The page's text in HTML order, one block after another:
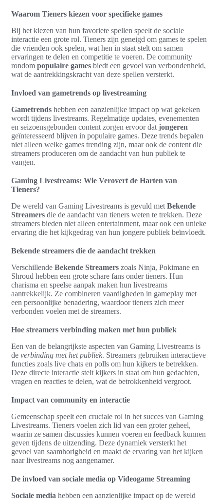
Waarom Tieners kiezen voor specifieke games
Bij het kiezen van hun favoriete spellen speelt de sociale
interactie een grote rol. Tieners zijn geneigd om games te spelen
die vrienden ook spelen, wat hen in staat stelt om samen
ervaringen te delen en competitie te voeren. De community
rondom populaire games biedt een gevoel van verbondenheid,
wat de aantrekkingskracht van deze spellen versterkt.
Invloed van gametrends op livestreaming
Gametrends hebben een aanzienlijke impact op wat gekeken
wordt tijdens livestreams. Regelmatige updates, evenementen
en seizoensgebonden content zorgen ervoor dat jongeren
geïnteresseerd blijven in populaire games. Deze trends bepalen
niet alleen welke games trending zijn, maar ook de content die
streamers produceren om de aandacht van hun publiek te
vangen.
Gaming Livestreams: Wie Verovert de Harten van
Tieners?
De wereld van Gaming Livestreams is gevuld met Bekende
Streamers die de aandacht van tieners weten te trekken. Deze
streamers bieden niet alleen entertainment, maar ook een unieke
ervaring die het kijkgedrag van hun jongere publiek beïnvloedt.
Bekende streamers die de aandacht trekken
Verschillende Bekende Streamers zoals Ninja, Pokimane en
Shroud hebben een grote schare fans onder tieners. Hun
charisma en speelse aanpak maken hun livestreams
aantrekkelijk. Ze combineren vaardigheden in gameplay met
een persoonlijke benadering, waardoor tieners zich meer
verbonden voelen met de streamers.
Hoe streamers verbinding maken met hun publiek
Een van de belangrijkste aspecten van Gaming Livestreams is
de verbinding met het publiek. Streamers gebruiken interactieve
functies zoals live chats en polls om hun kijkers te betrekken.
Deze directe interactie stelt kijkers in staat om hun gedachten,
vragen en reacties te delen, wat de betrokkenheid vergroot.
Impact van community en interactie
Gemeenschap speelt een cruciale rol in het succes van Gaming
Livestreams. Tieners voelen zich lid van een groter geheel,
waarin ze samen discussies kunnen voeren en feedback kunnen
geven tijdens de uitzending. Deze dynamiek versterkt het
gevoel van saamhorigheid en maakt de ervaring van het kijken
naar livestreams nog aangenamer.
De invloed van sociale media op Videogame Streaming
Sociale media hebben een aanzienlijke impact op de wereld